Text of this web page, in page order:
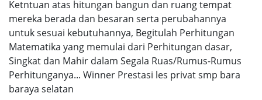
Ketntuan atas hitungan bangun dan ruang tempat
mereka berada dan besaran serta perubahannya
untuk sesuai kebutuhannya, Begitulah Perhitungan
Matematika yang memulai dari Perhitungan dasar,
Singkat dan Mahir dalam Segala Ruas/Rumus-Rumus
Perhitunganya... Winner Prestasi les privat smp bara
baraya selatan